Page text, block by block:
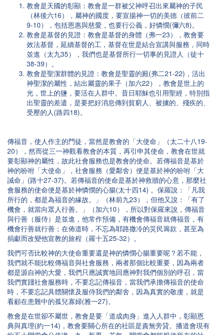
教會是天國的彰顯：教會是一群被父神呼召出來屬神的子民
（林後六16），屬神的國度，要宣揚神一切的美德（彼前二
9-10），包括恩惠與慈愛，也要行公義，好憐憫(彌六8)。
教會是基督的見證：教會是基督的身體（弗一23），教會要
效法基督，延續基督的工，基督在世是結合宣講與服務，同時
並進（太九35），我們也是基督所行一切事的見證人（徒十
38-39）。
教會是聖潔群體的見證：教會是聖靈的殿(弗二21-22)，活出
神聖潔的屬性，結出屬靈的果子（加六22），教會是世上的
光，世上的鹽，要活在人群中。昔日耶穌也引用聖經，特別指
出聖靈的差遣，是要把好消息傳到貧窮人、被擄的、殘疾的、
受壓的人(路四18)。
傳福音，使人作主的門徒，當然是教會的「大使命」（太二十八19-
20），然而從三一神觀看教會的本質，再引申其使命，教會在世就
要彰顯神的屬性，故此社會服務也是教會的使命。若傳福音是基於
神的吩咐「大使命」，社會服務（愛鄰舍）便是基於神的吩咐「大
誡命」(路十27-37)。若傳福音的使命是基於神救贖的心意，那麼社
會服務的使命便是基於神憐憫的心腸(太十四14) 。保羅說：「凡我
所行的，都是為福音的緣故。」（林前九23），但他又說：「有了
機會，就當向眾人行善。」（加六10），所以對保羅來說，傳福音
與行善（服侍）是並進，他常作預備，有機會傳福音就傳福音，有
機會行善就行善；在佈道時，不忘為耶路撒冷的災民籌款，甚至為
捐獻而改變他宣教的旅程（羅十五25-32）。
我們可否比較神的大使命重要還是神的憐憫心腸重要呢？若不能，
我們就不能比較傳福音與社會服務，兩者那個比較重要，因為兩者
都是源自神的大愛，我們只應誠實地回應神對我們個別的呼召，當
我們實踐社會服務時，不要忘記傳福音，當我們承擔傳福音的使命
時，不要忘記具體關懷及服侍我們的鄰舍，因為真實的敬虔，就是
看顧在患難中的孤兒寡婦(雅一27)。
教會是在世卻不屬世，教會是要「道成肉身」進入人群中，彰顯恩
典與真理(約一14)，教會要關心所在的社區是責無旁貸。播道會現有